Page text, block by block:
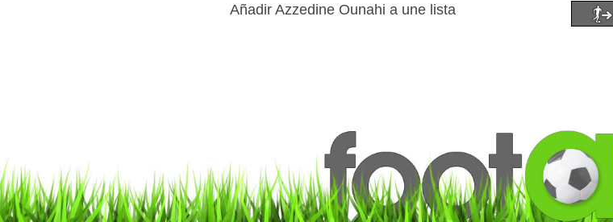
Añadir Azzedine Ounahi a une lista